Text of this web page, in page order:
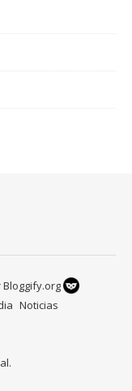
Bloggify.org
Noticias
.